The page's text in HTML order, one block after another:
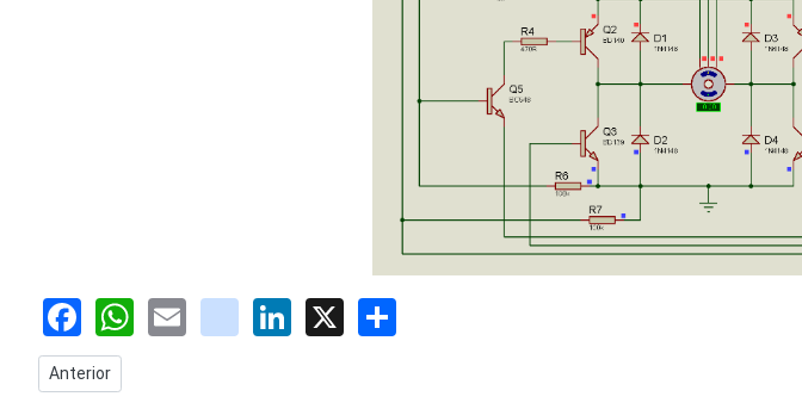
Facebook
WhatsApp
Emailyoutube
LinkedIn
X
Artículo anterior: Reloj trazador
Anterior